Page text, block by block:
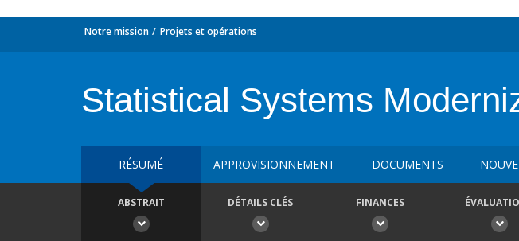
Notre mission Projets et opérations
Statistical Systems
RÉSUMÉ APPROVISIONNEMENT DOCUMENTS
ABSTRAIT DÉTAILS CLÉS FINANCES